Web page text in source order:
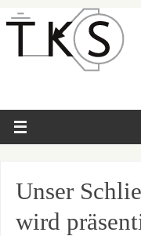
Unser
wird